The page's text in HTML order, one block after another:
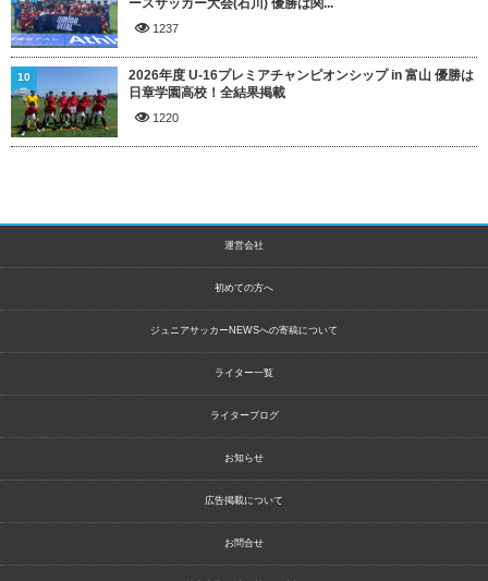
ースサッカー大会(石川) 優勝は関...
1237
2026年度 U-16プレミアチャンピオンシップ in 富山 優勝は
日章学園高校！全結果掲載
1220
10
運営会社
初めての方へ
ジュニアサッカーNEWSへの寄稿について
ライター一覧
ライターブログ
お知らせ
広告掲載について
お問合せ